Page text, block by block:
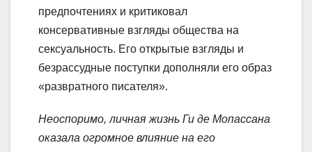
предпочтениях и критиковал
консервативные взгляды общества на
сексуальность. Его открытые взгляды и
безрассудные поступки дополняли его образ
«развратного писателя».
Неоспоримо, личная жизнь Ги де Мопассана
оказала огромное влияние на его